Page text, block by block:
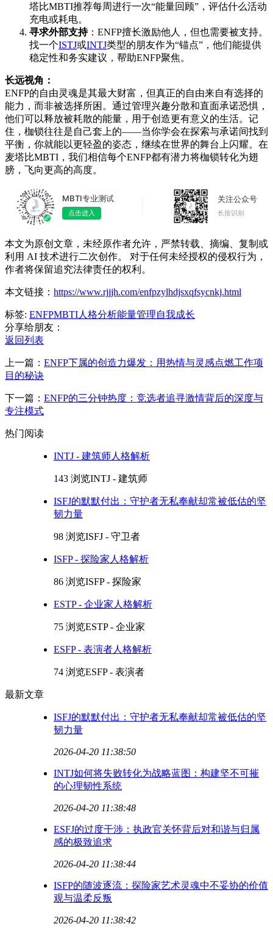
塔比MBTI推荐每周进行一次“能量回顾”，评估什么活动
充电或耗电。
寻求外部支持：ENFP擅长激励他人，但也需要被支持。
找一个ISTJ或INTJ类型的朋友作为“锚点”，他们能提供
稳定性和务实建议，帮助ENFP聚焦。
长远视角：
ENFP的自由灵魂是其最大财富，但真正的自由来自有选择的
能力，而非被选择所困。通过管理兴趣分散和直面承诺恐惧，
他们可以释放被耗散的能量，用于创造更有意义的生活。记
住，枷锁往往是自己套上的——当你学会在探索与承诺间找到
平衡，你就能以更轻盈的姿态，继续在世界的舞台上闪耀。在
麦塔比MBTI，我们相信每个ENFP都有潜力将枷锁转化为翅
膀，飞向更高的高度。
MBTI专业测试
点击进入
关注公众号
长按识别
本文为原创文章，未经原作者允许，严禁转载、摘编、复制或
利用 AI 技术进行二次创作。 对于任何未经授权的侵权行为，
作者将保留追究法律责任的权利。
本文链接： https://www.rjjjh.com/enfpzylhdjsxqfsycnkj.html
标签: ENFPMBTI人格分析能量管理自我成长
分享给朋友：
返回列表
上一篇： ENFP下属的创造力爆发：用热情与灵感点燃工作项
目的秘诀
下一篇： ENFP的三分钟热度：竞选者追寻激情背后的深度与
专注模式
热门阅读
INTJ - 建筑师人格解析
143 浏览INTJ - 建筑师
ISFJ的默默付出：守护者无私奉献却常被低估的坚
韧力量
98 浏览ISFJ - 守卫者
ISFP - 探险家人格解析
86 浏览ISFP - 探险家
ESTP - 企业家人格解析
75 浏览ESTP - 企业家
ESFP - 表演者人格解析
74 浏览ESFP - 表演者
最新文章
ISFJ的默默付出：守护者无私奉献却常被低估的坚
韧力量
2026-04-20 11:38:50
INTJ如何将失败转化为战略蓝图：构建坚不可摧
的心理韧性系统
2026-04-20 11:38:48
ESFJ的过度干涉：执政官关怀背后对和谐与归属
感的极致追求
2026-04-20 11:38:44
ISFP的随波逐流：探险家艺术灵魂中不妥协的价值
观与温柔反叛
2026-04-20 11:38:42